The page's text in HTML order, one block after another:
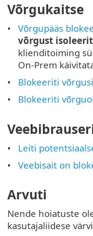
Võrgukaitse
Võrgupääs
võrgust
klienditoiming
On-Prem
Blokeeriti
Blokeeriti
Leiti
Veebisait on
Arvuti
Nende hoiatuste
kasutajaliidese